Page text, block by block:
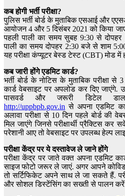
कब होगी भर्ती परीक्षा?
पुलिस भर्ती बोर्ड के मुताबिक एसआई और
आयोजन 4 और 5 दिसंबर 2021 को किया
पहली पाली का समय सुबह 9:30 से
पाली का समय दोपहर 2:30 बजे से शाम
यह परीक्षा कंप्यूटर बेस्ड टेस्ट (CBT) मोड में
कब जारी होंगे एडमिट कार्ड?
भर्ती बोर्ड के नोटिस के मुताबिक परीक्षा से
कार्ड वेबसाइट पर अपलोड कर दिए जाएंगे.
पासवर्ड और जरूरी डिटेल
http://uppbpb.gov.in से अपना एडमिट
अलावा परीक्षा से 10 दिन पहले बोर्ड की
मिल जाएंगे जिनसे परीक्षार्थी प्रैक्टिस
परेशानी आए तो वेबसाइट पर उपलब्ध हेल्प
परीक्षा केंद्र पर ये दस्तावेज ले जाने होंगे
परीक्षा केंद्र पर जाते वक्त अपना एडमिट
साइज फोटो जरूर ले जाएं. अगर आपने
तो सर्टिफिकेट अपने साथ ले जा सकते हैं.
और सोशल डिस्टेंसिंग का सख्ती से पालन